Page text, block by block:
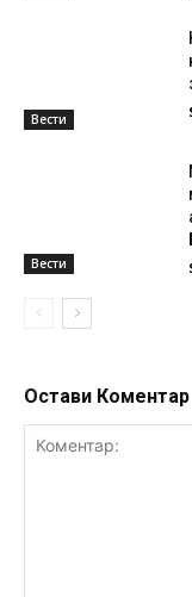
Вести
Вести
Остави Коментар